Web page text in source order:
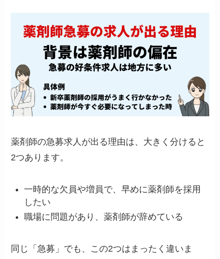
薬剤師の急募求人が出る理由は、大きく分けると
2つあります。
一時的な欠員や増員で、早めに薬剤師を採用
したい
職場に問題があり、薬剤師が辞めている
同じ「急募」でも、この2つはまったく違いま